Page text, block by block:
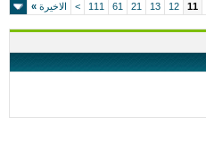
11
12
13
21
61
111
> الاخيرة »